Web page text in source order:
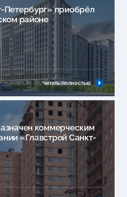
Петербург» приобрёл
районе
Читать полностью
коммерческим
«Главстрой Санкт-